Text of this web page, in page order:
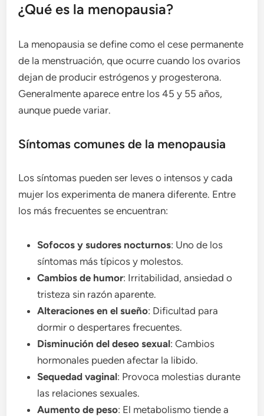
¿Qué es la menopausia?
La menopausia se define como el cese permanente
de la menstruación, que ocurre cuando los ovarios
dejan de producir estrógenos y progesterona.
Generalmente aparece entre los 45 y 55 años,
aunque puede variar.
Síntomas comunes de la menopausia
Los síntomas pueden ser leves o intensos y cada
mujer los experimenta de manera diferente. Entre
los más frecuentes se encuentran:
Sofocos y sudores nocturnos: Uno de los
síntomas más típicos y molestos.
Cambios de humor: Irritabilidad, ansiedad o
tristeza sin razón aparente.
Alteraciones en el sueño: Dificultad para
dormir o despertares frecuentes.
Disminución del deseo sexual: Cambios
hormonales pueden afectar la libido.
Sequedad vaginal: Provoca molestias durante
las relaciones sexuales.
Aumento de peso: El metabolismo tiende a